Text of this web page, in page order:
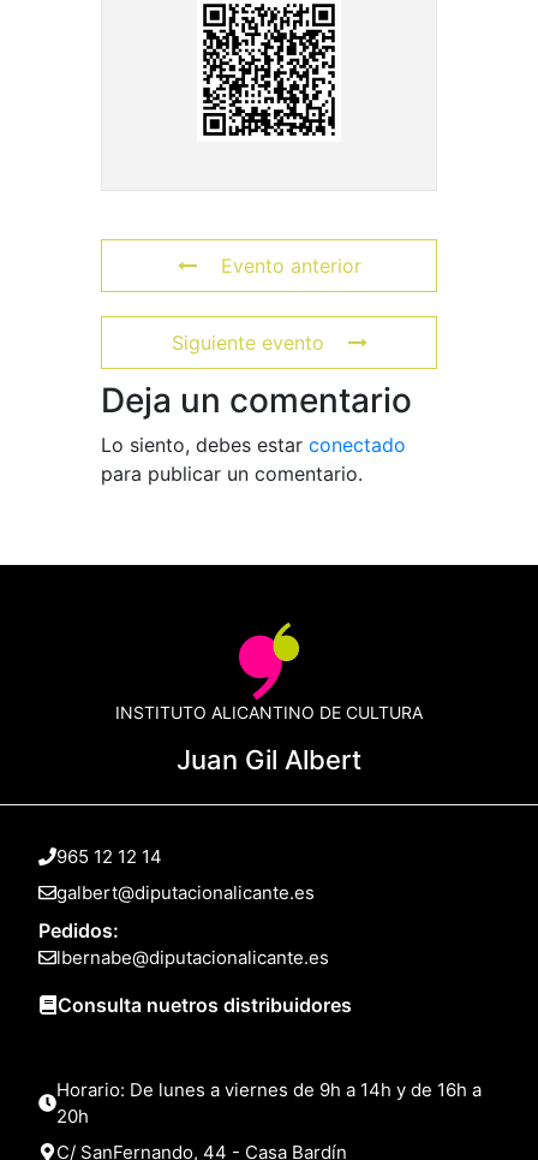
Evento anterior
Siguiente evento
Deja un comentario
Lo siento, debes estar conectado
para publicar un comentario.
INSTITUTO ALICANTINO DE CULTURA
Juan Gil Albert
965 12 12 14
galbert@diputacionalicante.es
Pedidos:
lbernabe@diputacionalicante.es
Consulta nuetros distribuidores
Horario: De lunes a viernes de 9h a 14h y de 16h a
20h
C/ SanFernando, 44 - Casa Bardín